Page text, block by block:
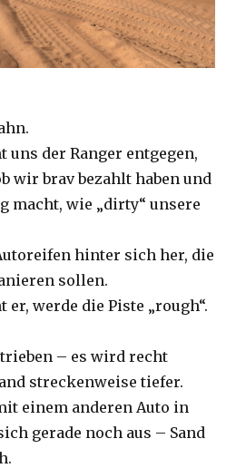
uns der Ranger entgegen,
wir brav bezahlt haben und
macht, wie „dirty“ unsere
hinter sich her, die
sollen.
er, werde die Piste „rough“.
– es wird recht
streckenweise tiefer.
einem anderen Auto in
gerade noch aus – Sand